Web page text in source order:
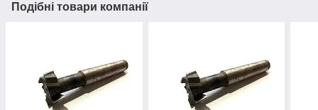
Подібні товари компанії